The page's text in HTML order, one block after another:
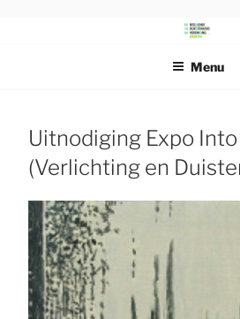
Beeldende Kunstenaars Vereniging
Menu
Uitnodiging Expo
(Verlichting en